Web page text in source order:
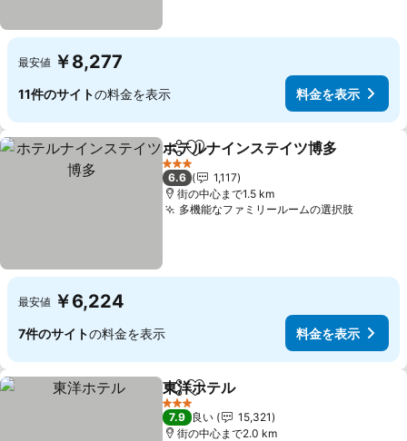
最安値 ￥8,277
11件のサイトの料金を表示 料金を表示
シェアお気に入りに追加
ホテルナインステイツ博多
3 ホテルのランク
6.6
1,117
街の中心まで1.5 km
多機能なファミリールームの選択肢
最安値 ￥6,224
7件のサイトの料金を表示 料金を表示
シェアお気に入りに追加
東洋ホテル
3 ホテルのランク
7.9 良い
15,321
街の中心まで2.0 km